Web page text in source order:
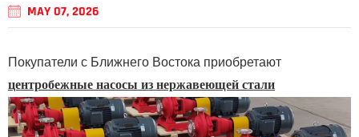
MAY 07, 2026
Покупатели с Ближнего Востока приобретают
центробежные насосы из нержавеющей стали